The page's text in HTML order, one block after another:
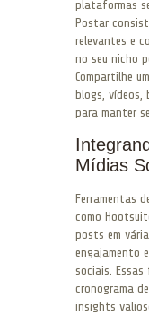
plataformas
Postar
relevantes e
no seu nicho
Compartilhe
blogs,
para manter
Mídias
Ferramentas
como
posts em
engajamento
sociais. Essas
cronograma
insights